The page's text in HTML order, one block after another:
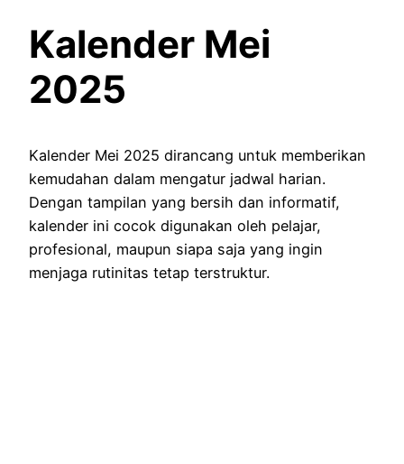
Kalender Mei
2025
Kalender Mei 2025 dirancang untuk memberikan
kemudahan dalam mengatur jadwal harian.
Dengan tampilan yang bersih dan informatif,
kalender ini cocok digunakan oleh pelajar,
profesional, maupun siapa saja yang ingin
menjaga rutinitas tetap terstruktur.